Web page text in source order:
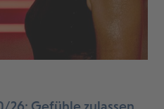
26: Gefühle zulassen